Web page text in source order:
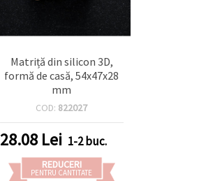
Matriță din silicon 3D,
formă de casă, 54x47x28
mm
COD: 822027
28.08Lei 1-2 buc.
REDUCERI
PENTRU CANTITATE